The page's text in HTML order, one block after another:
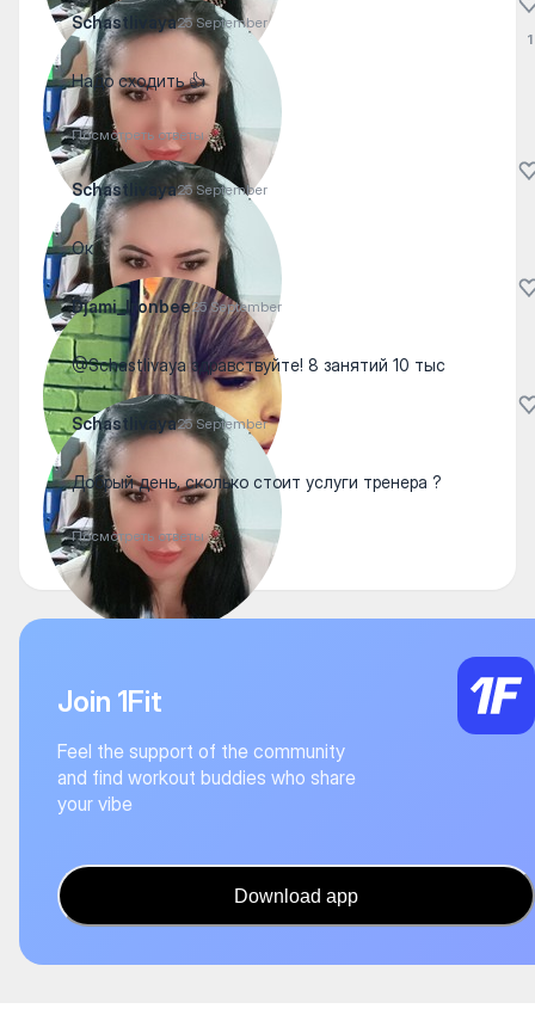
Schastlivaya25 September
Надо сходить 👍
Посмотреть ответы
1
Schastlivaya25 September
Ок
Djami_Ironbee25 September
@Schastlivaya здравствуйте! 8 занятий 10 тыс
Schastlivaya25 September
Добрый день, сколько стоит услуги тренера ?
Посмотреть ответы
Join 1Fit
Feel the support of the community
and find workout buddies who share
your vibe
Download app